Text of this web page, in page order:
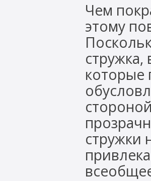
Чем
этому
которые
стружки